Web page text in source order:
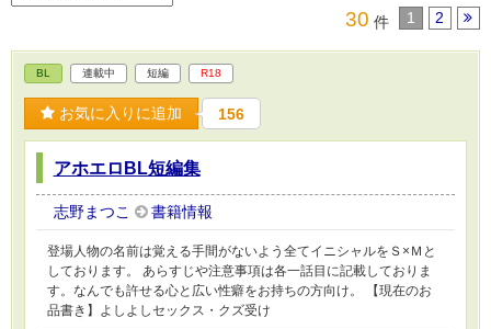
30 件 1 2
BL 連載中 短編 R18
お気に入りに追加 156
アホエロBL短編集
志野まつこ 書籍情報
登場人物の名前は覚える手間がないよう全てイニシャルをＳ×Ｍと
しております。 あらすじや注意事項は各一話目に記載しておりま
す。なんでも許せる心と広い性癖をお持ちの方向け。 【現在のお
品書き】よしよしセックス・クズ受け